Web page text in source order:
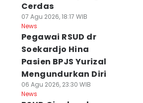
Cerdas
07 Agu 2026, 18:17 WIB
News
Pegawai RSUD dr
Soekardjo Hina
Pasien BPJS Yurizal
Mengundurkan Diri
06 Agu 2026, 23:30 WIB
News